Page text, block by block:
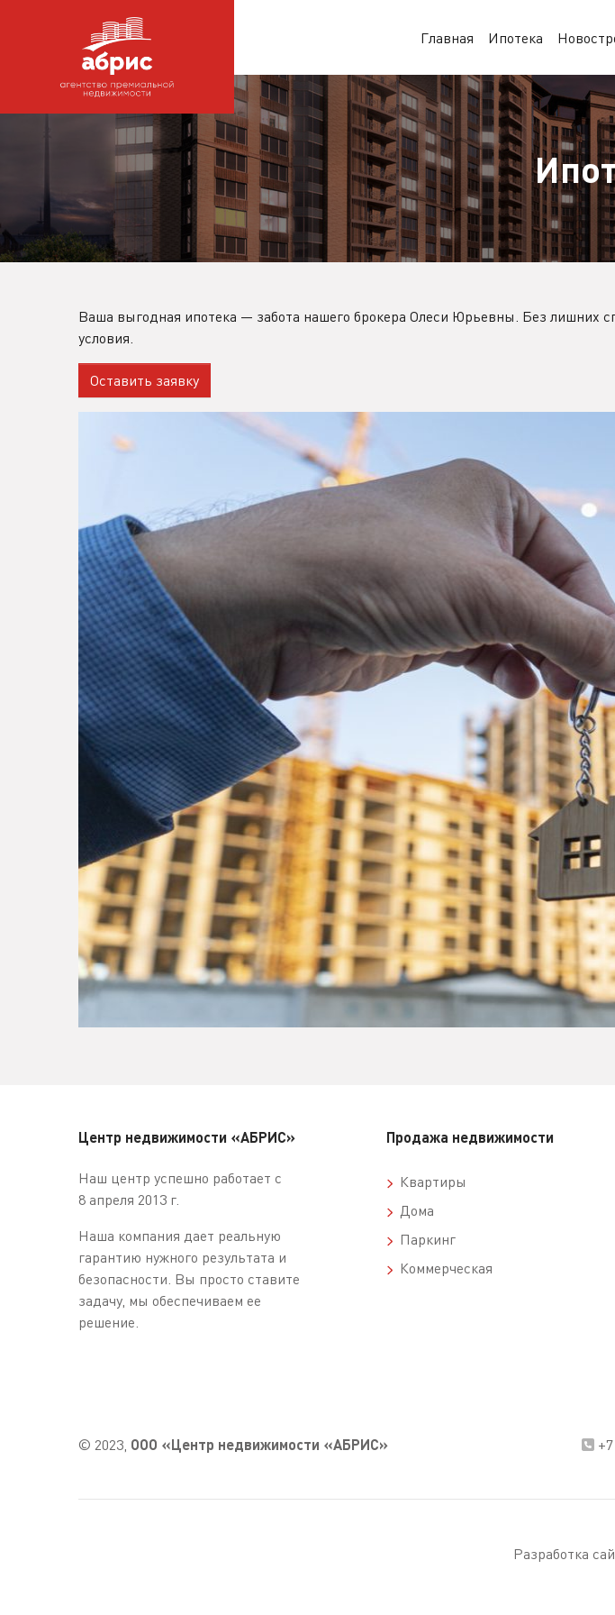
Главная Ипотека
Ваша выгодная ипотека — забота нашего брокера Олеси Юрьевны. Без лишних
условия.
Оставить заявку
Центр недвижимости «АБРИС»
Наш центр успешно работает с
8 апреля 2013 г.
Наша компания дает реальную
гарантию нужного результата и
безопасности. Вы просто ставите
задачу, мы обеспечиваем ее
решение.
Продажа недвижимости
Квартиры
Дома
Паркинг
Коммерческая
© 2023, ООО «Центр недвижимости «АБРИС»
Разработка